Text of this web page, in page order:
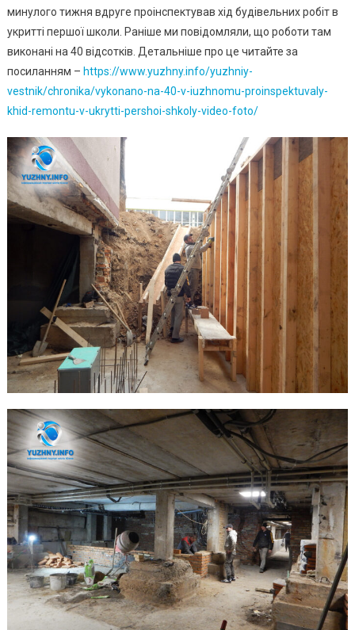
минулого тижня вдруге проінспектував хід будівельних робіт в
укритті першої школи. Раніше ми повідомляли, що роботи там
виконані на 40 відсотків. Детальніше про це читайте за
посиланням – https://www.yuzhny.info/yuzhniy-
vestnik/chronika/vykonano-na-40-v-iuzhnomu-proinspektuvaly-
khid-remontu-v-ukrytti-pershoi-shkoly-video-foto/